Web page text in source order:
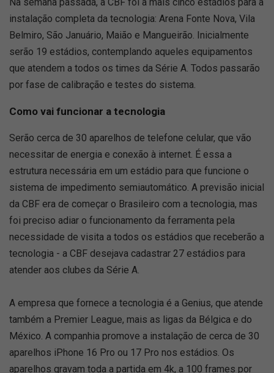
instalação completa da tecnologia: Arena Fonte Nova, Vila
Belmiro, São Januário, Maião e Mangueirão. Inicialmente
serão 19 estádios, contemplando aqueles equipamentos
que atendem a todos os times da Série A. Todos passarão
por fase de calibração e testes do sistema.
Como vai funcionar a tecnologia
Serão cerca de 30 aparelhos de telefone celular, que vão
necessitar de energia e conexão à internet. É essa a
estrutura necessária em um estádio para que funcione o
sistema de impedimento semiautomático. A previsão inicial
da CBF era de começar o Brasileiro com a tecnologia, mas
foi preciso adiar o funcionamento da ferramenta pela
necessidade de visita a todos os estádios que receberão a
tecnologia - a CBF desejava cadastrar 27 estádios para
atender aos clubes da Série A.
A empresa que fornece a tecnologia é a Genius, que atende
também a Premier League, mais as ligas da Bélgica e do
México. A companhia promove a instalação de cerca de 30
aparelhos iPhone 16 Pro ou 17 Pro nos estádios. Os
aparelhos gravam toda a partida em 4k, a 100 frames por